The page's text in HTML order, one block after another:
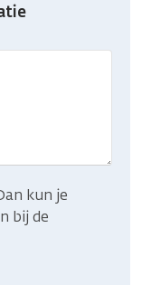
kun je
bij de